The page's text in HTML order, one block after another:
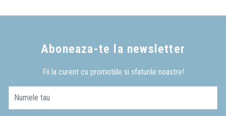
Aboneaza-te la newsletter
Fii la curent cu promotiile si sfaturile noastre!
Numele tau